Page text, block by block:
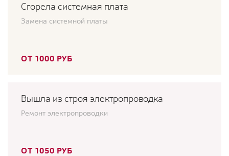
Сгорела системная плата
Замена системной платы
ОТ 1000 РУБ
Вышла из строя электропроводка
Ремонт электропроводки
ОТ 1050 РУБ